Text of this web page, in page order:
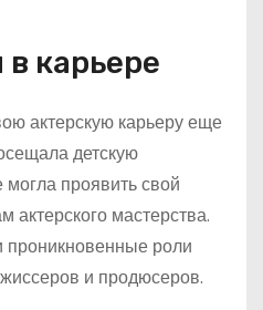
карьере
актерскую карьеру еще
детскую
могла проявить свой
актерского мастерства.
проникновенные роли
и продюсеров.